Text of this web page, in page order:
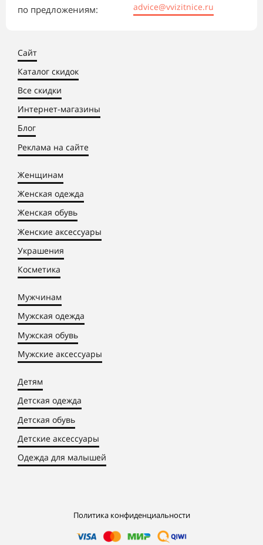
по предложениям: advice@vvizitnice.ru
Сайт
Каталог скидок
Все скидки
Интернет-магазины
Блог
Реклама на сайте
Женщинам
Женская одежда
Женская обувь
Женские аксессуары
Украшения
Косметика
Мужчинам
Мужская одежда
Мужская обувь
Мужские аксессуары
Детям
Детская одежда
Детская обувь
Детские аксессуары
Одежда для малышей
Политика конфиденциальности